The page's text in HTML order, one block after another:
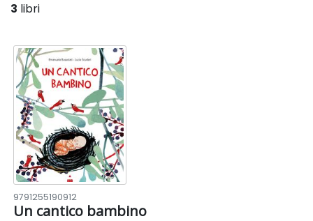
3 libri
9791255190912
Un cantico bambino